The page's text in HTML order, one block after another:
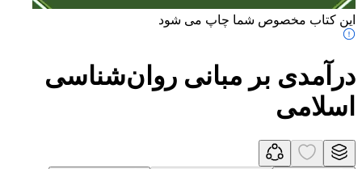
این کتاب مخصوص شما چاپ می شود
درآمدی بر مبانی روان‌شناسی
اسلامی